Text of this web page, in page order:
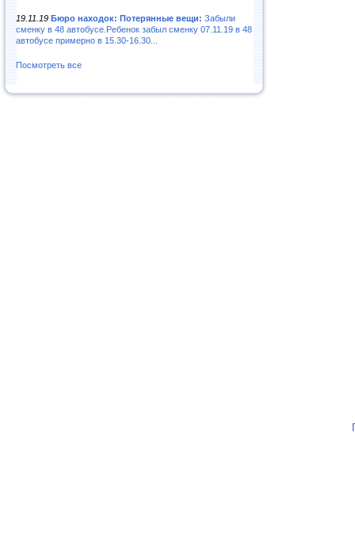
19.11.19 Бюро находок: Потерянные вещи: Забыли
сменку в 48 автобусе.Ребенок забыл сменку 07.11.19 в 48
автобусе примерно в 15.30-16.30...
Посмотреть все